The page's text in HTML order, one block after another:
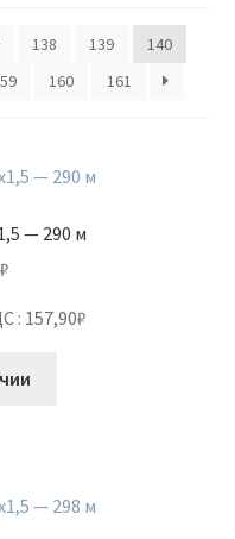
138 139
140
160 161
— 290 м
₽
: 157,90₽